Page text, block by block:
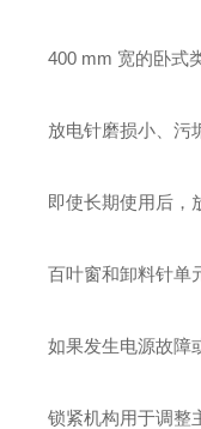
400 mm 宽的卧式
放电针磨损小、污
即使长期使用后，
百叶窗和卸料针单
如果发生电源故障
锁紧机构用于调整